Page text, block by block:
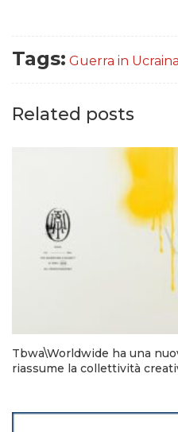
Tags: Guerra in Ucraina
Related posts
Tbwa\Worldwide ha una
riassume la collettività